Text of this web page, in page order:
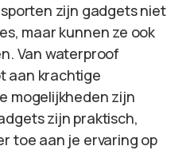
zijn gadgets niet
maar kunnen ze ook
Van waterproof
aan krachtige
mogelijkheden zijn
zijn praktisch,
toe aan je ervaring op